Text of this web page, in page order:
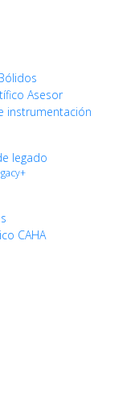
Asesor
instrumentación
legado
CAHA